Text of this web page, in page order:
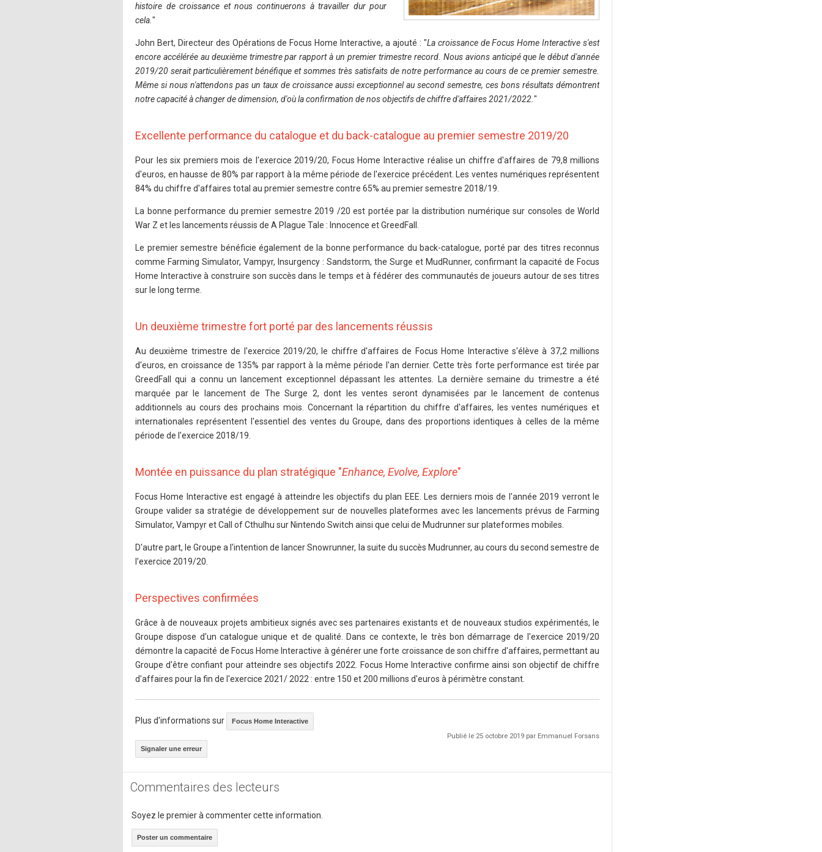
histoire de croissance et nous continuerons à travailler dur pour
cela. "
John Bert, Directeur des Opérations de Focus Home Interactive, a ajouté : "La croissance de Focus Home Interactive s'est
encore accélérée au deuxième trimestre par rapport à un premier trimestre record. Nous avions anticipé que le début d'année
2019/20 serait particulièrement bénéfique et sommes très satisfaits de notre performance au cours de ce premier semestre.
Même si nous n'attendons pas un taux de croissance aussi exceptionnel au second semestre, ces bons résultats démontrent
notre capacité à changer de dimension, d'où la confirmation de nos objectifs de chiffre d'affaires 2021/2022. "
Excellente performance du catalogue et du back-catalogue au premier semestre 2019/20
Pour les six premiers mois de l'exercice 2019/20, Focus Home Interactive réalise un chiffre d'affaires de 79,8 millions
d'euros, en hausse de 80% par rapport à la même période de l'exercice précédent. Les ventes numériques représentent
84% du chiffre d'affaires total au premier semestre contre 65% au premier semestre 2018/19.
La bonne performance du premier semestre 2019 /20 est portée par la distribution numérique sur consoles de World
War Z et les lancements réussis de A Plague Tale : Innocence et GreedFall.
Le premier semestre bénéficie également de la bonne performance du back-catalogue, porté par des titres reconnus
comme Farming Simulator, Vampyr, lnsurgency : Sandstorm, the Surge et MudRunner, confirmant la capacité de Focus
Home Interactive à construire son succès dans le temps et à fédérer des communautés de joueurs autour de ses titres
sur le long terme.
Un deuxième trimestre fort porté par des lancements réussis
Au deuxième trimestre de l'exercice 2019/20, le chiffre d'affaires de Focus Home Interactive s'élève à 37,2 millions
d'euros, en croissance de 135% par rapport à la même période l'an dernier. Cette très forte performance est tirée par
GreedFall qui a connu un lancement exceptionnel dépassant les attentes. La dernière semaine du trimestre a été
marquée par le lancement de The Surge 2, dont les ventes seront dynamisées par le lancement de contenus
additionnels au cours des prochains mois. Concernant la répartition du chiffre d'affaires, les ventes numériques et
internationales représentent l'essentiel des ventes du Groupe, dans des proportions identiques à celles de la même
période de l'exercice 2018/19.
Montée en puissance du plan stratégique "Enhance, Evolve, Explore"
Focus Home Interactive est engagé à atteindre les objectifs du plan EEE. Les derniers mois de l'année 2019 verront le
Groupe valider sa stratégie de développement sur de nouvelles plateformes avec les lancements prévus de Farming
Simulator, Vampyr et Call of Cthulhu sur Nintendo Switch ainsi que celui de Mudrunner sur plateformes mobiles.
D'autre part, le Groupe a l'intention de lancer Snowrunner, la suite du succès Mudrunner, au cours du second semestre de
l'exercice 2019/20.
Perspectives confirmées
Grâce à de nouveaux projets ambitieux signés avec ses partenaires existants et de nouveaux studios expérimentés, le
Groupe dispose d'un catalogue unique et de qualité. Dans ce contexte, le très bon démarrage de l'exercice 2019/20
démontre la capacité de Focus Home Interactive à générer une forte croissance de son chiffre d'affaires, permettant au
Groupe d'être confiant pour atteindre ses objectifs 2022. Focus Home Interactive confirme ainsi son objectif de chiffre
d'affaires pour la fin de l'exercice 2021/ 2022 : entre 150 et 200 millions d'euros à périmètre constant.
Plus d'informations sur Focus Home Interactive
Publié le 25 octobre 2019 par Emmanuel Forsans
Signaler une erreur
Commentaires des lecteurs
Soyez le premier à commenter cette information.
Poster un commentaire